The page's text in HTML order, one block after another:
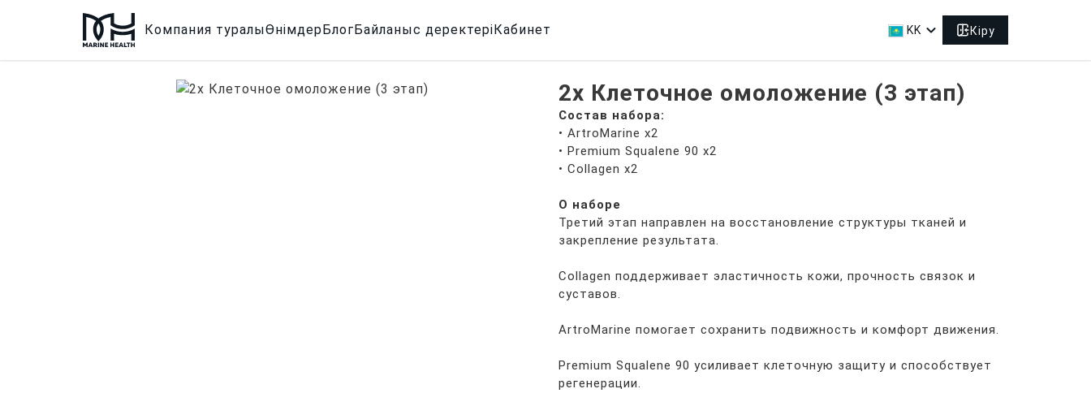
Компания туралыӨнімдерБлогБайланыс деректеріКабинет KK expand_more Кіру
2x Клеточное омоложение (3 этап)
Состав набора:
• ArtroMarine x2
• Premium Squalene 90 x2
• Collagen x2
О наборе
Третий этап направлен на восстановление структуры тканей и
закрепление результата.
Collagen поддерживает эластичность кожи, прочность связок и
суставов.
ArtroMarine помогает сохранить подвижность и комфорт движения.
Premium Squalene 90 усиливает клеточную защиту и способствует
регенерации.